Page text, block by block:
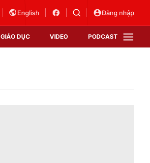
English Đăng nhập
GIÁO DỤC VIDEO PODCAST
VTV Sức khoẻ